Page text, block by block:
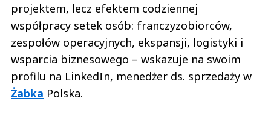
projektem, lecz efektem codziennej
współpracy setek osób: franczyzobiorców,
zespołów operacyjnych, ekspansji, logistyki i
wsparcia biznesowego – wskazuje na swoim
profilu na LinkedIn, menedżer ds. sprzedaży w
Żabka Polska.